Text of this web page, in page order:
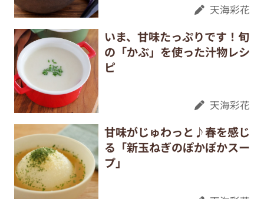
天海彩花
いま、甘味たっぷりです！旬
の「かぶ」を使った汁物レシ
ピ
天海彩花
甘味がじゅわっと♪春を感じ
る「新玉ねぎのぽかぽかスー
プ」